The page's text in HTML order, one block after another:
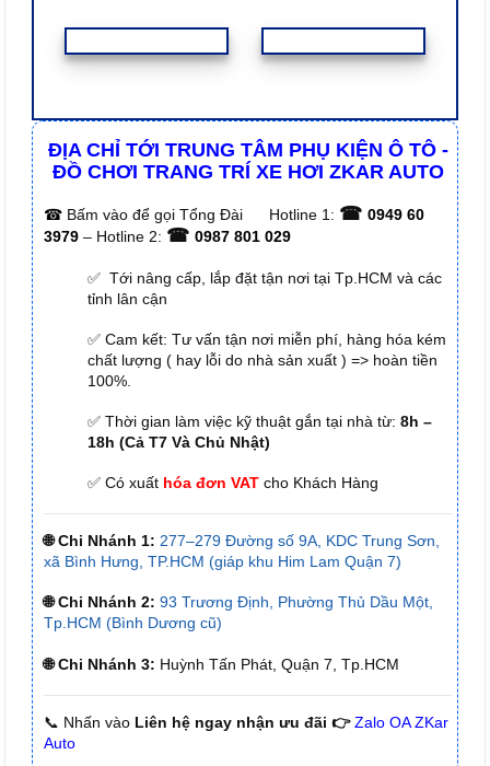
ĐỊA CHỈ TỚI TRUNG TÂM PHỤ KIỆN Ô TÔ -
ĐỒ CHƠI TRANG TRÍ XE HƠI ZKAR AUTO
☎ Bấm vào để gọi Tổng Đài Hotline 1: ☎ 0949 60
3979 – Hotline 2: ☎ 0987 801 029
✅ Tới nâng cấp, lắp đặt tận nơi tại Tp.HCM và các
tỉnh lân cận
✅ Cam kết: Tư vấn tận nơi miễn phí, hàng hóa kém
chất lượng ( hay lỗi do nhà sản xuất ) => hoàn tiền
100%.
✅ Thời gian làm việc kỹ thuật gắn tại nhà từ: 8h –
18h (Cả T7 Và Chủ Nhật)
✅ Có xuất hóa đơn VAT cho Khách Hàng
🌐 Chi Nhánh 1: 277–279 Đường số 9A, KDC Trung Sơn,
xã Bình Hưng, TP.HCM (giáp khu Him Lam Quận 7)
🌐 Chi Nhánh 2: 93 Trương Định, Phường Thủ Dầu Một,
Tp.HCM (Bình Dương cũ)
🌐 Chi Nhánh 3: Huỳnh Tấn Phát, Quận 7, Tp.HCM
📞 Nhấn vào Liên hệ ngay nhận ưu đãi 👉 Zalo OA ZKar
Auto